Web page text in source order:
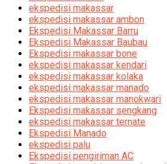
ekspedisi makassar
ekspedisi makassar ambon
Ekspedisi Makassar Barru
Ekspedisi Makassar Baubau
Ekspedisi makassar bone
ekspedisi makassar kendari
ekspedisi makassar kolaka
ekspedisi makassar manado
ekspedisi makassar manokwari
Ekspedisi makassar sengkang
ekspedisi makassar ternate
Ekspedisi Manado
ekspedisi palu
Ekspedisi pengiriman AC